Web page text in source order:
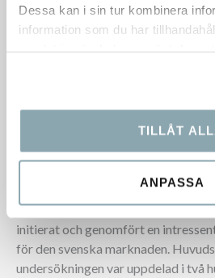
Dessa kan i sin tur kombinera
information som du har
TILLÅT
ANPASSA
BRISTANDE INFORMATION. Brist på
hållbarhetsaspekter försvårar för
alternativen, gärna med tydliga
produkten som första alternativ.
specifika valsituationer är två
relevanta och faktiskt gör skillnad,
resurser på insatser som ger stor
initierat och genomfört en
för den svenska marknaden.
undersökningen var uppdelad i två